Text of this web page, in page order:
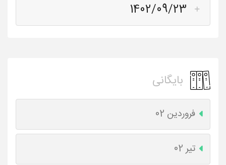
1402/09/23
بایگانی
فروردین 02
تیر 02